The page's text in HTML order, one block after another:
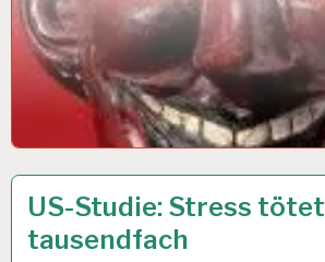
12-
STUNDEN-
ARBEITSTAG…
US-Studie: Stress tötet
tausendfach
16 JUNI 2018